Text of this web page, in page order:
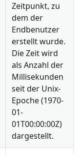
Zeitpunkt, zu
dem der
Endbenutzer
erstellt wurde.
Die Zeit wird
als Anzahl der
Millisekunden
seit der Unix-
Epoche (1970-
01-
01T00:00:00Z)
dargestellt.